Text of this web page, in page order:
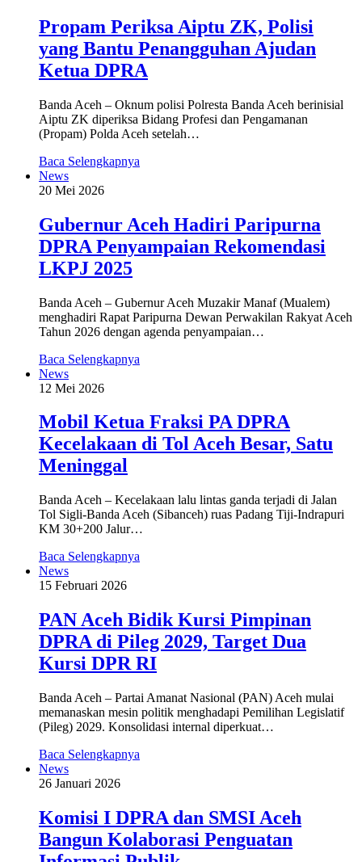
Propam Periksa Aiptu ZK, Polisi
yang Bantu Penangguhan Ajudan
Ketua DPRA
Banda Aceh – Oknum polisi Polresta Banda Aceh berinisial
Aiptu ZK diperiksa Bidang Profesi dan Pengamanan
(Propam) Polda Aceh setelah…
Baca Selengkapnya
News
20 Mei 2026
‎Gubernur Aceh Hadiri Paripurna
DPRA Penyampaian Rekomendasi
LKPJ 2025
‎Banda Aceh – Gubernur Aceh Muzakir Manaf (Mualem)
menghadiri Rapat Paripurna Dewan Perwakilan Rakyat Aceh
Tahun 2026 dengan agenda penyampaian…
Baca Selengkapnya
News
12 Mei 2026
Mobil Ketua Fraksi PA DPRA
Kecelakaan di Tol Aceh Besar, Satu
Meninggal
Banda Aceh – Kecelakaan lalu lintas ganda terjadi di Jalan
Tol Sigli-Banda Aceh (Sibanceh) ruas Padang Tiji-Indrapuri
KM 30+200 Jalur…
Baca Selengkapnya
News
15 Februari 2026
PAN Aceh Bidik Kursi Pimpinan
DPRA di Pileg 2029, Target Dua
Kursi DPR RI
Banda Aceh – Partai Amanat Nasional (PAN) Aceh mulai
memanaskan mesin politik menghadapi Pemilihan Legislatif
(Pileg) 2029. Konsolidasi internal diperkuat…
Baca Selengkapnya
News
26 Januari 2026
Komisi I DPRA dan SMSI Aceh
Bangun Kolaborasi Penguatan